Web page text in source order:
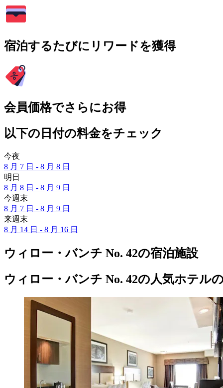
宿泊するたびにリワードを獲得
会員価格でさらにお得
以下の日付の料金をチェック
今夜
8 月 7 日 - 8 月 8 日
明日
8 月 8 日 - 8 月 9 日
今週末
8 月 7 日 - 8 月 9 日
来週末
8 月 14 日 - 8 月 16 日
ウィロー・バンチ No. 42の宿泊施設
ウィロー・バンチ No. 42の人気ホテル